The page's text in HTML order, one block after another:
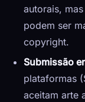
autorais,
podem ser
copyright.
Submissão
plataformas
aceitam arte